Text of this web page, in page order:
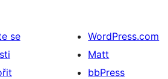
se
WordPress.com
Matt
bbPress